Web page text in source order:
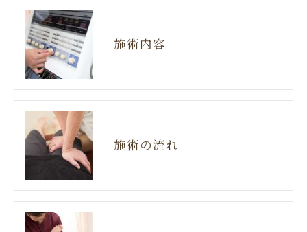
施術内容
施術の流れ